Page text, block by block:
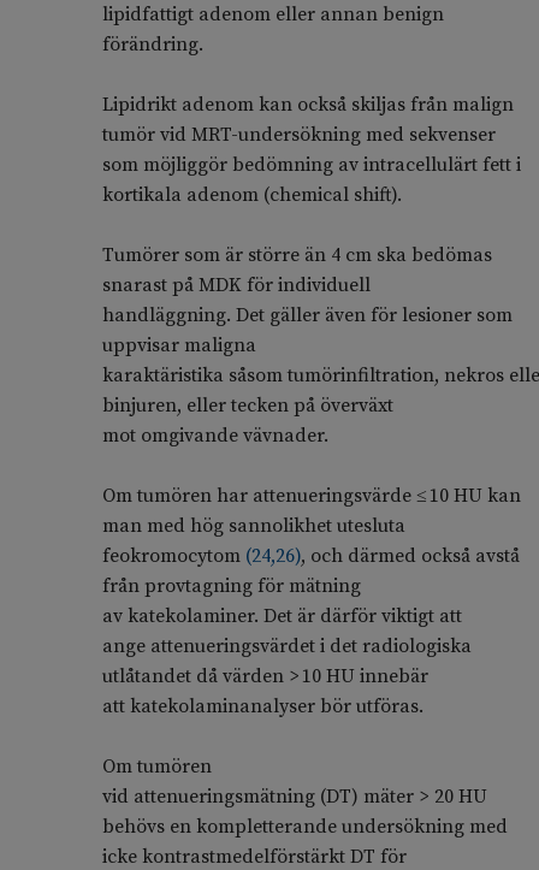
lipidfattigt adenom eller annan benign
förändring.
Lipidrikt adenom kan också skiljas från malign
tumör vid MRT-undersökning med sekvenser
som möjliggör bedömning av intracellulärt fett i
kortikala adenom (chemical shift).
Tumörer som är större än 4 cm ska bedömas
snarast på MDK för individuell
handläggning. Det gäller även för lesioner som
uppvisar maligna
karaktäristika såsom tumörinfiltration, nekros
binjuren, eller tecken på överväxt
mot omgivande vävnader.
Om tumören har attenueringsvärde ≤ 10 HU kan
man med hög sannolikhet utesluta
feokromocytom (24,26), och därmed också avstå
från provtagning för mätning
av katekolaminer. Det är därför viktigt att
ange attenueringsvärdet i det radiologiska
utlåtandet då värden > 10 HU innebär
att katekolaminanalyser bör utföras.
Om tumören
vid attenueringsmätning (DT) mäter > 20 HU
behövs en kompletterande undersökning med
icke kontrastmedelförstärkt DT för